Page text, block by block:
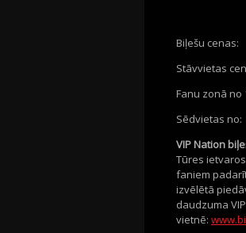
Biļešu cenas:
Stāvvietas
Fanu zonā no
Sēdvietas no:
VIP Nation
Tūres
faniem
izvēlētā
daudzuma
vietnē: